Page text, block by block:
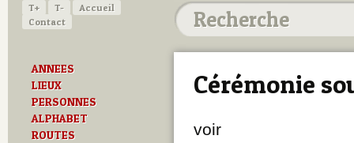
T+ T-
Accueil
Contact
ANNEES
LIEUX
PERSONNES
ALPHABET
ROUTES
Cérémonie
voir